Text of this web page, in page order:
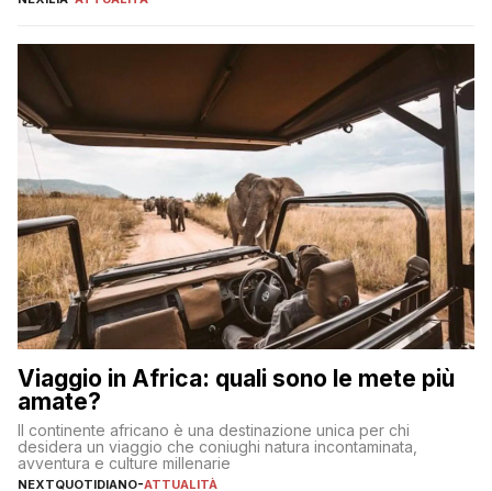
sul […]
Viaggio in Africa: quali sono le mete più
amate?
Il continente africano è una destinazione unica per chi
desidera un viaggio che coniughi natura incontaminata,
avventura e culture millenarie
NEXTQUOTIDIANO-ATTUALITÀ